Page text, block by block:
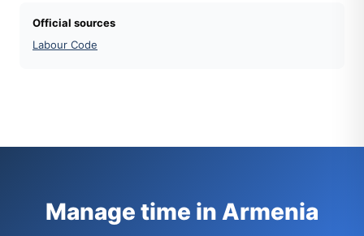
Official sources
Labour Code
Manage time in Armenia